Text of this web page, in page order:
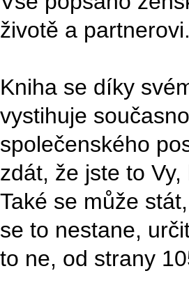
životě a partnerovi.
Kniha se díky
vystihuje
společenského
zdát, že jste to
Také se může
se to nestane,
to ne, od strany